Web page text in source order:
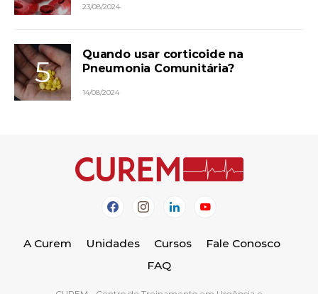
23/08/2024
Quando usar corticoide na
Pneumonia Comunitária?
14/08/2024
A Curem Unidades Cursos
Fale Conosco
FAQ